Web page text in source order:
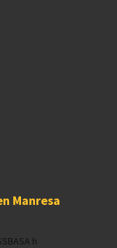
Manresa
h